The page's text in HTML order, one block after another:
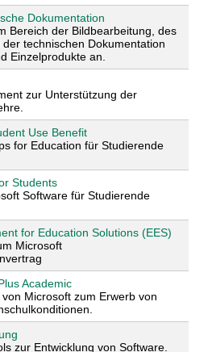
Dokumentation
Bereich der Bildbearbeitung, des
technischen Dokumentation
Einzelprodukte an.
zur Unterstützung der
Use Benefit
for Education für Studierende
Students
Software für Studierende
for Education Solutions (EES)
Microsoft
Academic
Microsoft zum Erwerb von
zur Entwicklung von Software.